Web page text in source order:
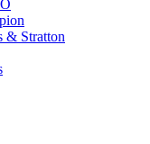
& Stratton